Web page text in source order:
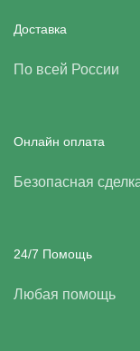
Доставка
По всей России
Онлайн оплата
Безопасная
24/7 Помощь
Любая помощь